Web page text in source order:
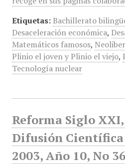
Etiquetas: Bachillerato
Desaceleración económica,
Matemáticos famosos,
Plinio el joven y Plinio el viejo,
Tecnología nuclear
Reforma Siglo
Difusión
2003, Año 10, No